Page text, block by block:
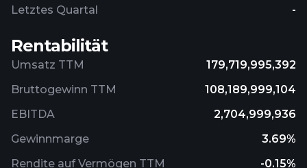
Letztes Quartal
-
Rentabilität
Umsatz TTM
179,719,995,392
Bruttogewinn TTM
108,189,999,104
EBITDA
2,704,999,936
Gewinnmarge
3.69%
Rendite auf Vermögen TTM
-0.15%